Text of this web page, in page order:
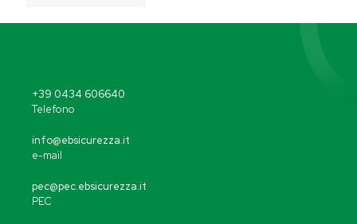
+39 0434 606640
Telefono
info@ebsicurezza.it
e-mail
pec@pec.ebsicurezza.it
PEC